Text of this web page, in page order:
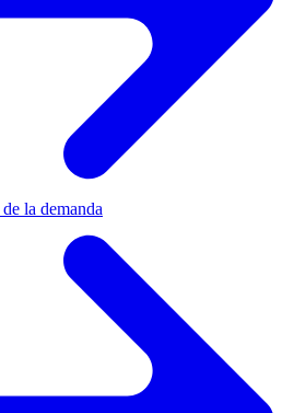
la demanda